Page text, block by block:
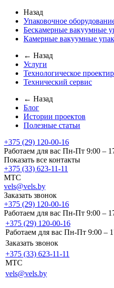
Назад
Упаковочное
Бескамерные вакуумные
Камерные вакуумные
← Назад
Услуги
Технологическое
Технический сервис
← Назад
Блог
Истории проектов
Полезные статьи
+375 (29) 120-00-16
Работаем для вас Пн-Пт 9:00 –
Показать все контакты
+375 (33) 623-11-11
MTC
vels@vels.by
Заказать звонок
+375 (29) 120-00-16
Работаем для вас Пн-Пт 9:00 –
+375 (29) 120-00-16
Работаем для вас Пн-Пт 9:00 –
Заказать звонок
+375 (33) 623-11-11
MTC
vels@vels.by